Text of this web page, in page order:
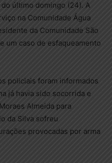
último domingo (24). A
na Comunidade Água
da Comunidade São
um caso de esfaqueamento
policiais foram informados
já havia sido socorrida e
Almeida para
da Silva sofreu
provocadas por arma